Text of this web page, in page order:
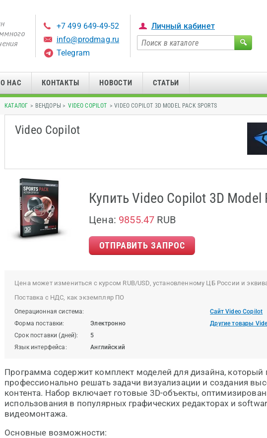
+7 499 649-49-52
info@prodmag.ru
Telegram
Личный кабинет
О НАС КОНТАКТЫ НОВОСТИ СТАТЬИ
КАТАЛОГ > ВЕНДОРЫ > VIDEO COPILOT > VIDEO COPILOT 3D MODEL PACK SPORTS
Video Copilot
Купить Video Copilot 3D
Цена: 9855.47 RUB
ОТПРАВИТЬ ЗАПРОС
Цена может измениться с курсом RUB/USD, установленному ЦБ России и
Поставка с НДС, как экземпляр ПО
Операционная система:
Форма поставки:
Электронно
Срок поставки (дней):
5
Язык интерфейса:
Английский
Сайт Video Copilot
Другие товары
Программа содержит комплект моделей для дизайна, который
профессионально решать задачи визуализации и создания
контента. Набор включает готовые 3D-объекты,
использования в популярных графических редакторах и
видеомонтажа.
Основные возможности: